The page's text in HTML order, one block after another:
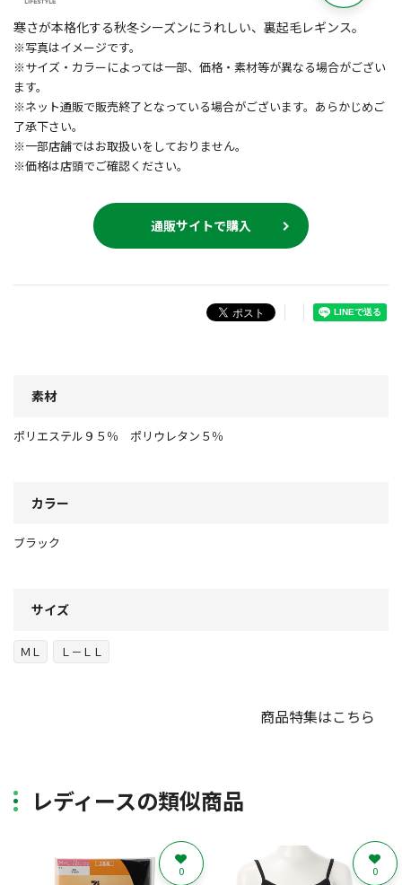
寒さが本格化する秋冬シーズンにうれしい、裏起毛レギンス。
※写真はイメージです。
※サイズ・カラーによっては一部、価格・素材等が異なる場合がござい
ます。
※ネット通販で販売終了となっている場合がございます。あらかじめご
了承下さい。
※一部店舗ではお取扱いをしておりません。
※価格は店頭でご確認ください。
通販サイトで購入
素材
ポリエステル９５％ ポリウレタン５％
カラー
ブラック
サイズ
ＭＬ Ｌ－ＬＬ
商品特集はこちら
レディースの類似商品
0 0